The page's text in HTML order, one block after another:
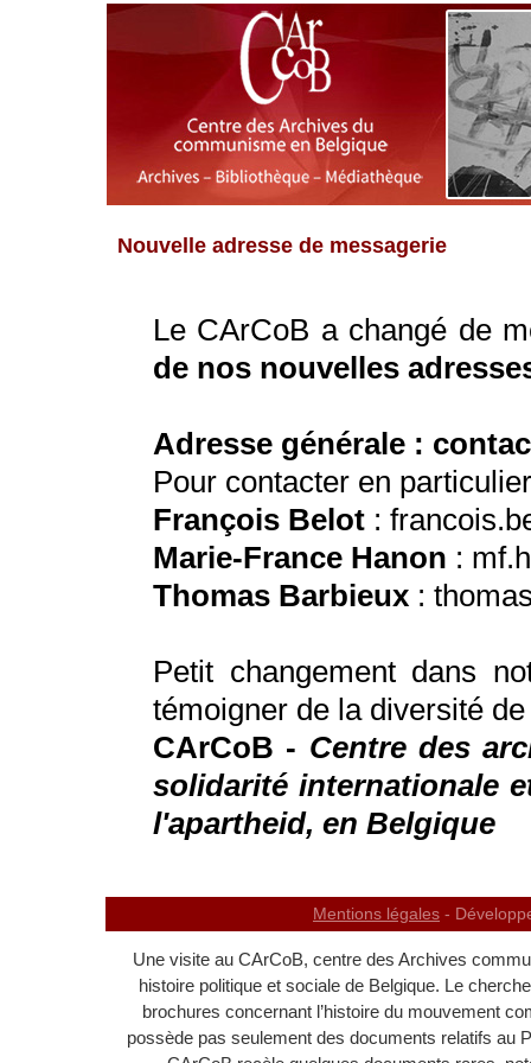
Nouvelle adresse de messagerie
Le CArCoB a changé de
de nos nouvelles
Adresse générale :
Pour contacter en
François Belot :
Marie-France Hanon :
Thomas Barbieux :
Petit changement dans
témoigner de la diversité
CArCoB - Centre des
solidarité internationale
l'apartheid, en Belgique
Mentions légales -
Une visite au CArCoB, centre des Archives
histoire politique et sociale de Belgique. Le
brochures concernant l’histoire du mouvement
possède pas seulement des documents relatifs au